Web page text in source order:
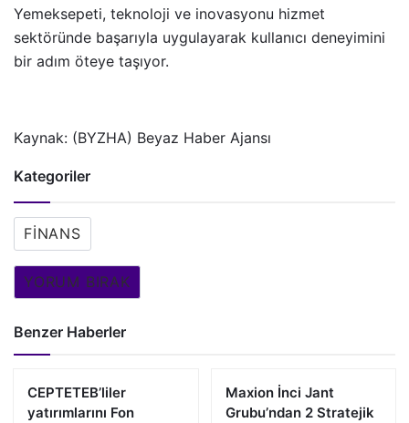
Yemeksepeti, teknoloji ve inovasyonu hizmet
sektöründe başarıyla uygulayarak kullanıcı deneyimini
bir adım öteye taşıyor.
Kaynak: (BYZHA) Beyaz Haber Ajansı
Kategoriler
FINANS
YORUM BIRAK
Benzer Haberler
CEPTETEB’liler
yatırımlarını Fon
Maxion İnci Jant
Grubu’ndan 2 Stratejik